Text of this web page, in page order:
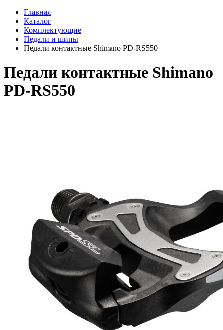
Главная
Каталог
Комплектующие
Педали и шипы
Педали контактные Shimano PD-RS550
Педали контактные Shimano
PD-RS550